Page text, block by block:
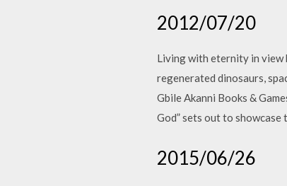
2012/07/20
Living with eternity in view
regenerated dinosaurs,
Gbile Akanni Books &
God” sets out to
2015/06/26